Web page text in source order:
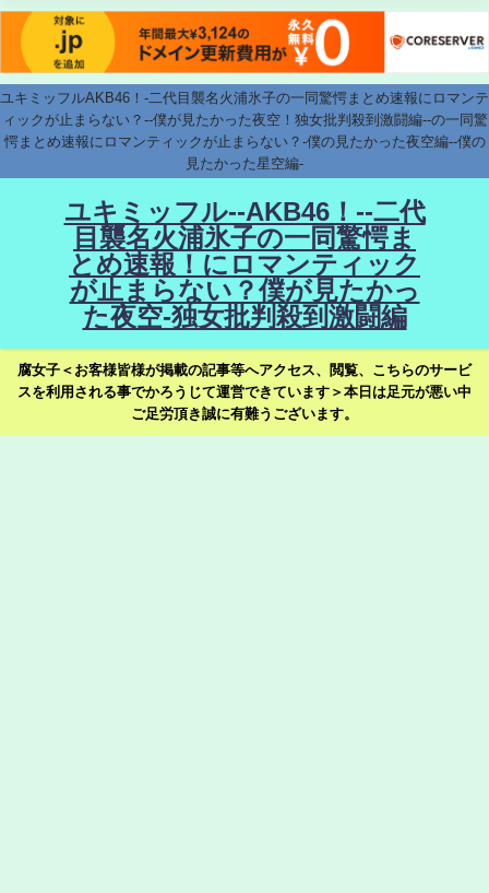
ユキミッフルAKB46！-二代目襲名火浦氷子の一同驚愕まとめ速報にロマンテ
ィックが止まらない？--僕が見たかった夜空！独女批判殺到激闘編--の一同驚
愕まとめ速報にロマンティックが止まらない？-僕の見たかった夜空編--僕の
見たかった星空編-
ユキミッフル--AKB46！--二代
目襲名火浦氷子の一同驚愕ま
とめ速報！にロマンティック
が止まらない？僕が見たかっ
た夜空-独女批判殺到激闘編
腐女子＜お客様皆様が掲載の記事等へアクセス、閲覧、こちらのサービ
スを利用される事でかろうじて運営できています＞本日は足元が悪い中
ご足労頂き誠に有難うございます。